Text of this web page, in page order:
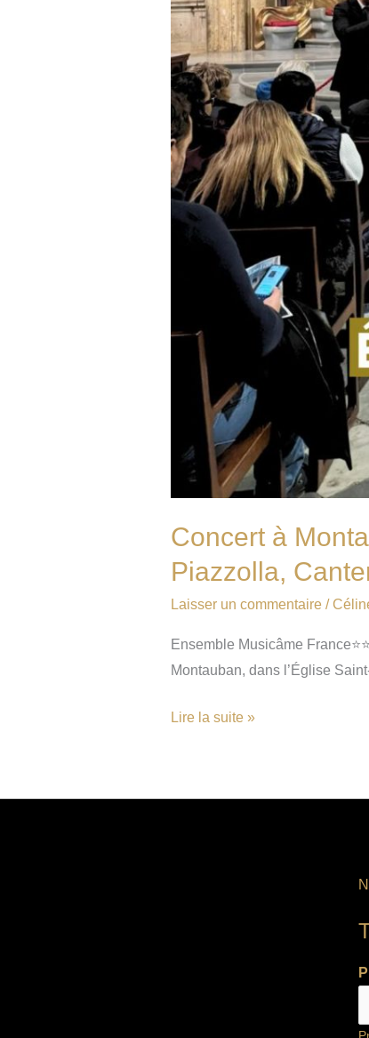
Concert à
Piazzolla,
Laisser un commentaire /
Ensemble Musicâme
Montauban, dans l’Église
Lire la suite »